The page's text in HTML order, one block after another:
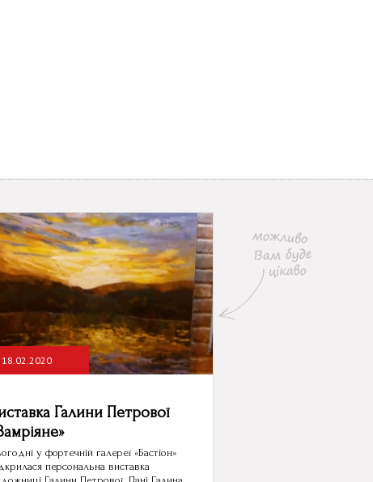
18.02.2020
Галини Петрової
у фортечній галереї «Бастіон»
персональна виставка